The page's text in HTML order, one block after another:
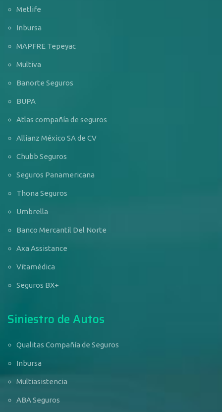
Metlife
Inbursa
MAPFRE Tepeyac
Multiva
Banorte Seguros
BUPA
Atlas compañía de seguros
Allianz México SA de CV
Chubb Seguros
Seguros Panamericana
Thona Seguros
Umbrella
Banco Mercantil Del Norte
Axa Assistance
Vitamédica
Seguros BX+
Siniestro de Autos
Qualitas Compañía de Seguros
Inbursa
Multiasistencia
ABA Seguros